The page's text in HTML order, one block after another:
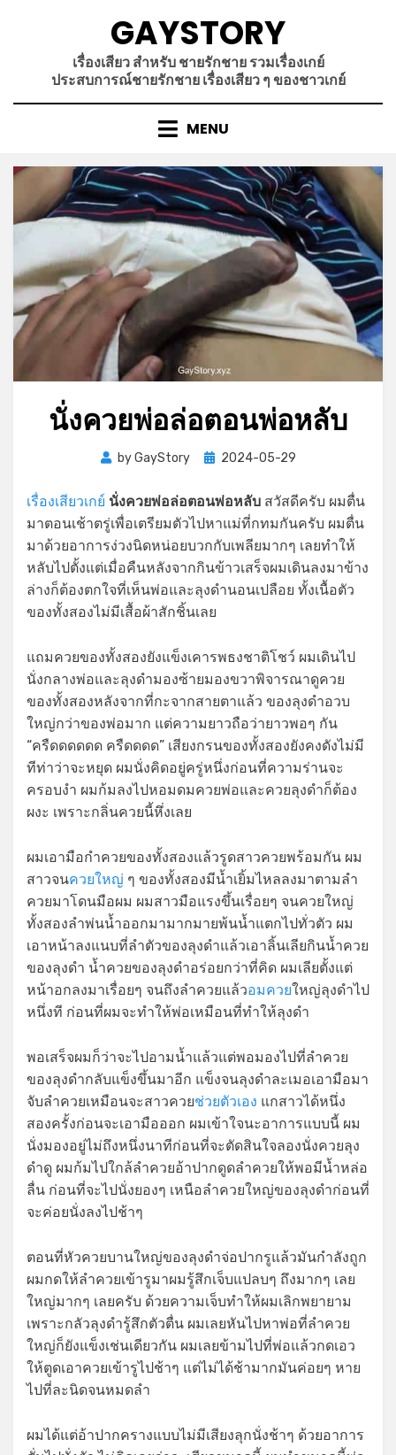
GAYSTORY
เรื่องเสียว สำหรับ ชายรักชาย รวมเรื่องเกย์
ประสบการณ์ชายรักชาย เรื่องเสียว ๆ ของชาวเกย์
MENU
นั่งควยพ่อล่อตอนพ่อหลับ
byGayStory
Posted
2024-05-29
เรื่องเสียวเกย์ นั่งควยพ่อล่อตอนพ่อหลับ สวัสดีครับ ผมตื่น
มาตอนเช้าตรู่เพื่อเตรียมตัวไปหาแม่ที่กทมกันครับ ผมตื่น
มาด้วยอาการง่วงนิดหน่อยบวกกับเพลียมากๆ เลยทำให้
หลับไปตั้งแต่เมื่อคืนหลังจากกินข้าวเสร็จผมเดินลงมาข้าง
ล่างก็ต้องตกใจที่เห็นพ่อและลุงดำนอนเปลือย ทั้งเนื้อตัว
ของทั้งสองไม่มีเสื้อผ้าสักชิ้นเลย
แถมควยของทั้งสองยังแข็งเคารพธงชาติโชว์ ผมเดินไป
นั่งกลางพ่อและลุงดำมองซ้ายมองขวาพิจารณาดูควย
ของทั้งสองหลังจากที่กะจากสายตาแล้ว ของลุงดำอวบ
ใหญ่กว่าของพ่อมาก แต่ความยาวถือว่ายาวพอๆ กัน
“ครืดดดดดด ครืดดดด” เสียงกรนของทั้งสองยังคงดังไม่มี
ทีท่าว่าจะหยุด ผมนั่งคิดอยู่ครู่หนึ่งก่อนที่ความร่านจะ
ครอบงำ ผมก้มลงไปหอมดมควยพ่อและควยลุงดำก็ต้อง
ผงะ เพราะกลิ่นควยนี้หึ่งเลย
ผมเอามือกำควยของทั้งสองแล้วรูดสาวควยพร้อมกัน ผม
สาวจนควยใหญ่ ๆ ของทั้งสองมีน้ำเยิ้มไหลลงมาตามลำ
ควยมาโดนมือผม ผมสาวมือแรงขึ้นเรื่อยๆ จนควยใหญ่
ทั้งสองลำพ่นน้ำออกมามากมายพ้นน้ำแตกไปทั่วตัว ผม
เอาหน้าลงแนบที่ลำตัวของลุงดำแล้วเอาลิ้นเลียกินน้ำควย
ของลุงดำ น้ำควยของลุงดำอร่อยกว่าที่คิด ผมเลียตั้งแต่
หน้าอกลงมาเรื่อยๆ จนถึงลำควยแล้วอมควยใหญ่ลุงดำไป
หนึ่งที ก่อนที่ผมจะทำให้พ่อเหมือนที่ทำให้ลุงดำ
พอเสร็จผมก็ว่าจะไปอามน้ำแล้วแต่พอมองไปที่ลำควย
ของลุงดำกลับแข็งขึ้นมาอีก แข็งจนลุงดำละเมอเอามือมา
จับลำควยเหมือนจะสาวควยช่วยตัวเอง แกสาวได้หนึ่ง
สองครั้งก่อนจะเอามือออก ผมเข้าใจนะอาการแบบนี้ ผม
นั่งมองอยู่ไม่ถึงหนึ่งนาทีก่อนที่จะตัดสินใจลองนั่งควยลุง
ดำดู ผมก้มไปใกล้ลำควยอ้าปากดูดลำควยให้พอมีน้ำหล่อ
ลื่น ก่อนที่จะไปนั่งยองๆ เหนือลำควยใหญ่ของลุงดำก่อนที่
จะค่อยนั่งลงไปช้าๆ
ตอนที่หัวควยบานใหญ่ของลุงดำจ่อปากรูแล้วมันกำลังถูก
ผมกดให้ลำควยเข้ารูมาผมรู้สึกเจ็บแปลบๆ ถึงมากๆ เลย
ใหญ่มากๆ เลยครับ ด้วยความเจ็บทำให้ผมเลิกพยายาม
เพราะกลัวลุงดำรู้สึกตัวตื่น ผมเลยหันไปหาพ่อที่ลำควย
ใหญ่ก็ยังแข็งเช่นเดียวกัน ผมเลยข้ามไปที่พ่อแล้วกดเอว
ให้ตูดเอาควยเข้ารูไปช้าๆ แต่ไม่ได้ช้ามากมันค่อยๆ หาย
ไปที่ละนิดจนหมดลำ
ผมได้แต่อ้าปากครางแบบไม่มีเสียงลุกนั่งช้าๆ ด้วยอาการ